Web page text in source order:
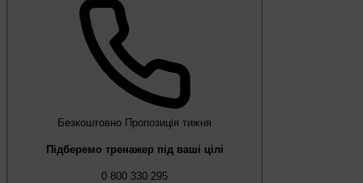
Безкоштовно Пропозиція тижня
Підберемо тренажер під ваші цілі
0 800 330 295